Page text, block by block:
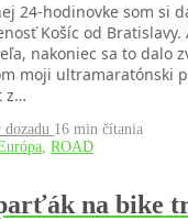
24-hodinovke som si
Košíc od
nakoniec sa to dalo
moji ultramaratónski
z…
dozadu 16 min čítania
, ROAD
na bike